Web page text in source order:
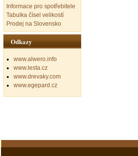
Informace pro spotřebitele
Tabulka čísel velikostí
Prodej na Slovensko
Odkazy
www.alwero.info
www.lesta.cz
www.drevaky.com
www.egepard.cz